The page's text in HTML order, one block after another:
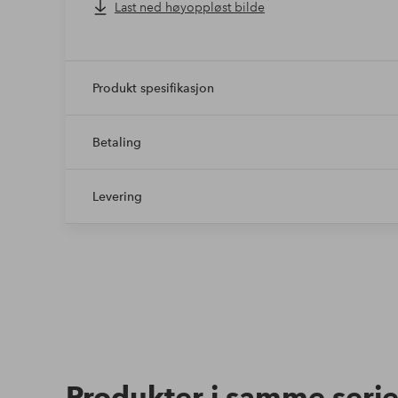
Last ned høyoppløst bilde
Produkt spesifikasjon
Betaling
Levering